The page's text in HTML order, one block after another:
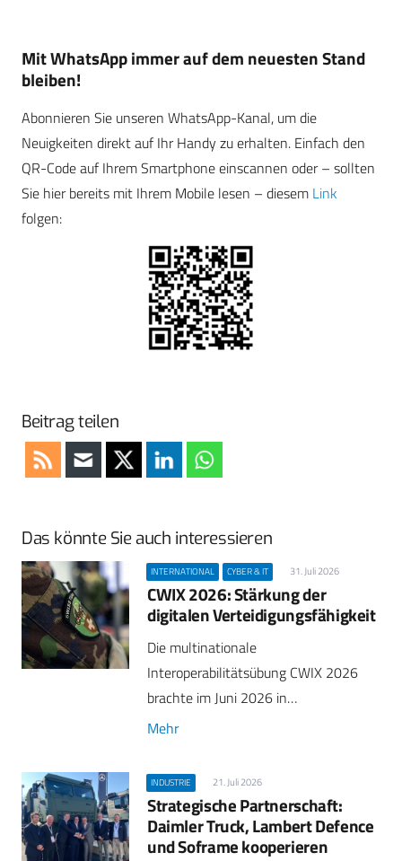
Mit WhatsApp immer auf dem neuesten Stand
bleiben!
Abonnieren Sie unseren WhatsApp-Kanal, um die
Neuigkeiten direkt auf Ihr Handy zu erhalten. Einfach den
QR-Code auf Ihrem Smartphone einscannen oder – sollten
Sie hier bereits mit Ihrem Mobile lesen – diesem Link
folgen:
Beitrag teilen
Das könnte Sie auch interessieren
INTERNATIONAL CYBER & IT 31. Juli 2026
CWIX 2026: Stärkung der
digitalen Verteidigungsfähigkeit
Die multinationale
Interoperabilitätsübung CWIX 2026
brachte im Juni 2026 in…
Mehr
INDUSTRIE 21. Juli 2026
Strategische Partnerschaft:
Daimler Truck, Lambert Defence
und Soframe kooperieren